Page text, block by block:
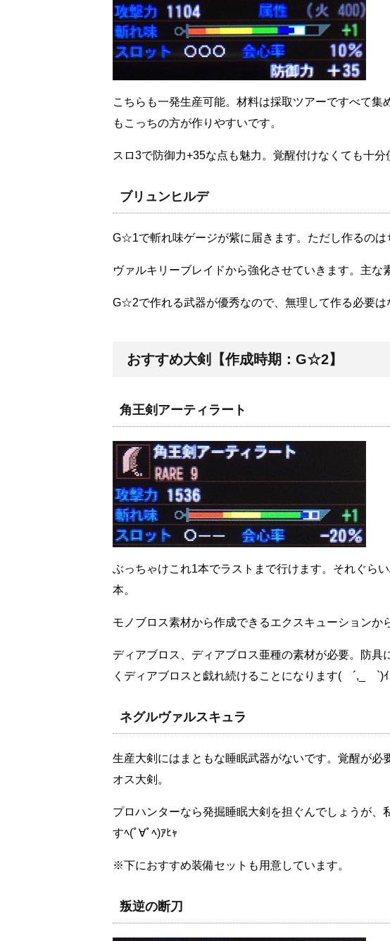
こちらも一発生産可能。材料は採取ツアーですべて集
もこっちの方が作りやすいです。
スロ3で防御力+35な点も魅力。覚醒付けなくても十分
ブリュンヒルデ
G☆1で斬れ味ゲージが紫に届きます。ただし作るのは
ヴァルキリーブレイドから強化させていきます。主な
G☆2で作れる武器が優秀なので、無理して作る必要は
おすすめ大剣【作成時期：G☆2】
角王剣アーティラート
ぶっちゃけこれ1本でラストまで行けます。それぐら
本。
モノブロス素材から作成できるエクスキューションか
ディアブロス、ディアブロス亜種の素材が必要。防具
くディアブロスと戯れ続けることになります( ´,_ゝ`)ｲ
ネグルヴァルスキュラ
生産大剣にはまともな睡眠武器がないです。覚醒が必
オス大剣。
プロハンターなら発掘睡眠大剣を担ぐんでしょうが
すﾍ(ﾟ∀ﾟﾍ)ｱﾋｬ
※下におすすめ装備セットも用意しています。
叛逆の断刀